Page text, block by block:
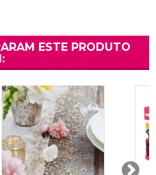
ESTE PRODUTO